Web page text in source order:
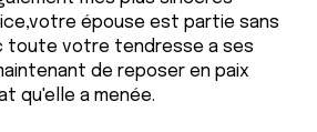
épouse est partie sans
toute votre tendresse a ses
de reposer en paix
qu'elle a menée.